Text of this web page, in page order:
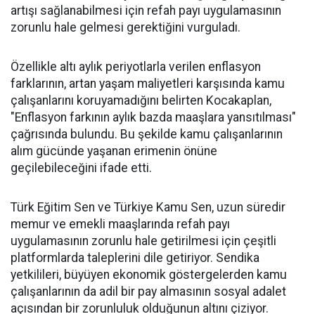
artışı sağlanabilmesi için refah payı uygulamasının
zorunlu hale gelmesi gerektiğini vurguladı.
Özellikle altı aylık periyotlarla verilen enflasyon
farklarının, artan yaşam maliyetleri karşısında kamu
çalışanlarını koruyamadığını belirten Kocakaplan,
"Enflasyon farkının aylık bazda maaşlara yansıtılması"
çağrısında bulundu. Bu şekilde kamu çalışanlarının
alım gücünde yaşanan erimenin önüne
geçilebileceğini ifade etti.
Türk Eğitim Sen ve Türkiye Kamu Sen, uzun süredir
memur ve emekli maaşlarında refah payı
uygulamasının zorunlu hale getirilmesi için çeşitli
platformlarda taleplerini dile getiriyor. Sendika
yetkilileri, büyüyen ekonomik göstergelerden kamu
çalışanlarının da adil bir pay almasının sosyal adalet
açısından bir zorunluluk olduğunun altını çiziyor.